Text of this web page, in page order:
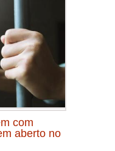
com
aberto no